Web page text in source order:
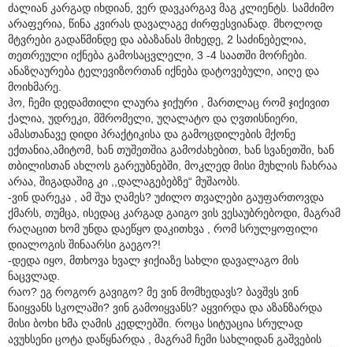
ძალიან კარგად იხდიან, ვერ დავკარგავ მაგ კლიენტს. სამძიმო
არაფერია, წინა კვირას დავალაგე ძირფესვიანად. მხოლოდ
მტვრები გადაწმინდე და აბაზანას მიხედე, 2 საძინებელია,
თეთრეული იქნება გამოსაცვლელი, 3 -4 საათში მორჩები.
ანაზღაურება ტელევიზორთან იქნება დატოვებული, აიღე და
მოიხმარე.
ჰო, ჩემი დედამთილი ლაურა ჯიქური , მართლაც რომ ჯიქივით
ქალია, უდრეკი, მშრომელი, უღალატო და ღვთისნიერი,
ამასთანავე დიდი პრაქტიკისა და გამოცდილების მქონე
ექთანია,ამიტომ, ხან თუშეთშია გამოძახებით, ხან სვანეთში, ხან
თბილისთან ახლოს გარეუბნებში, მოკლედ მისი მუხლის ჩახრაა
არაა, შიგადაშიგ კი ,,დალაგებებზე“ მუშაობს.
-ვინ დარეკა , ამ შუა ღამეს? უძილო თვალები გაუფართოვდა
ქმარს, თუმცა, ისედაც კარგად გაიგო ვის ვესაუბრებოდი, მაგრამ
რაღაცით ხომ უნდა დაეწყო დაკითხვა , რომ სრულყოფილი
დიალოგის შინაარსი გაეგო?!
-დედა იყო, მთხოვა ხვალ ჯიქიაზე სახლი დავალაგო მის
ნაცვლად.
რაო? ეგ როგორ გავიგო? მე ვინ მომხედავს? ბავშვს ვინ
წაიყვანს სკოლაში? ვინ გამოიყვანს? აყვირდა და აზანზარდა
მისი ბოხი ხმა ღამის კედლებში. როცა სიტუაცია სრულად
ავუხსენი ცოტა დაწყნარდა , მაგრამ ჩემი სახლიდან გაშვების